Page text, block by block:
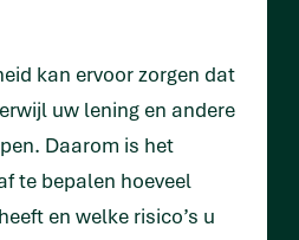
kan ervoor zorgen dat
uw lening en andere
Daarom is het
te bepalen hoeveel
en welke risico’s u